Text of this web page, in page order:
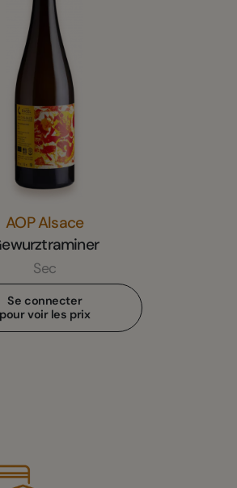
AOP Alsace
Sec
Se connecter
pour voir les prix